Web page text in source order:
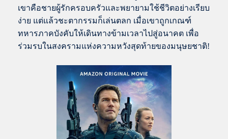
เขาคือชายผู้รักครอบครัวและพยายามใช้ชีวิตอย่างเรียบ
ง่าย แต่แล้วชะตากรรมก็เล่นตลก เมื่อเขาถูกเกณฑ์
ทหารภาคบังคับให้เดินทางข้ามเวลาไปสู่อนาคต เพื่อ
ร่วมรบในสงครามแห่งความหวังสุดท้ายของมนุษยชาติ!